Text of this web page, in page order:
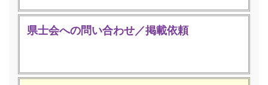
県士会への問い合わせ／掲載依頼